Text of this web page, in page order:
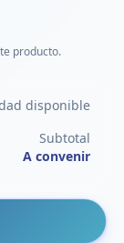
producto.
disponible
Subtotal
A convenir